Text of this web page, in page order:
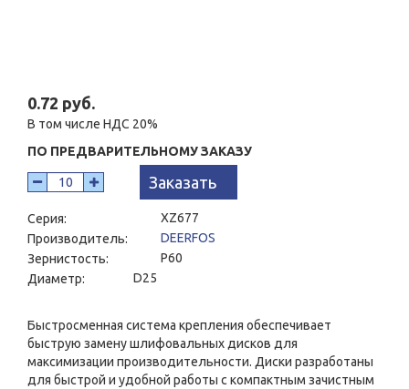
0.72 руб.
В том числе НДС 20%
ПО ПРЕДВАРИТЕЛЬНОМУ ЗАКАЗУ
Заказать
Серия:
XZ677
Производитель:
DEERFOS
Зернистость:
P60
Диаметр:
D25
Быстросменная система крепления обеспечивает
быструю замену шлифовальных дисков для
максимизации производительности. Диски разработаны
для быстрой и удобной работы с компактным зачистным